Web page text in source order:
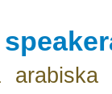
arabiska